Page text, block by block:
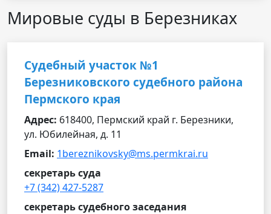
Мировые суды в Березниках
Судебный участок №1
Березниковского судебного района
Пермского края
Адрес: 618400, Пермский край г. Березники,
ул. Юбилейная, д. 11
Email: 1bereznikovsky@ms.permkrai.ru
секретарь суда
+7 (342) 427-5287
секретарь судебного заседания